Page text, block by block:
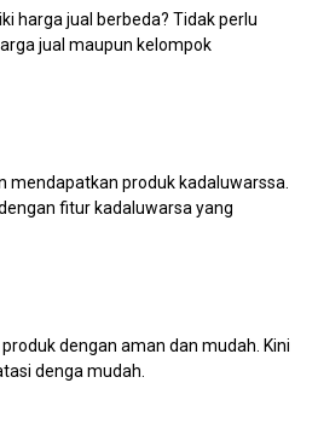
harga jual berbeda? Tidak perlu
jual maupun kelompok
mendapatkan produk kadaluwarssa.
fitur kadaluwarsa yang
dengan aman dan mudah. Kini
denga mudah.